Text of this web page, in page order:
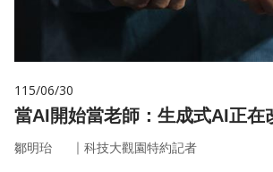
115/06/30
當AI開始當老師：生成式AI正在
鄒明珆 ｜ 科技大觀園特約記者